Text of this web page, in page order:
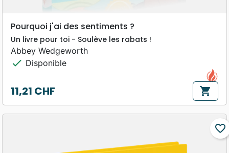
Pourquoi j'ai des sentiments ?
Un livre pour toi - Soulève les rabats !
Abbey Wedgeworth
check Disponible
Prix
11,21 CHF shopping_cart
favorite_border